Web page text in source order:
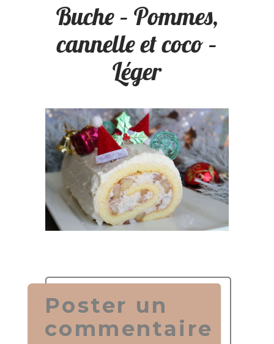
Buche – Pommes,
cannelle et coco –
Léger
Poster un
commentaire